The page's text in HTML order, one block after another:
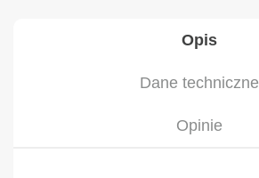
Opis
Dane techniczne
Opinie